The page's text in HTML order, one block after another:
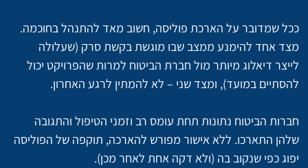
ככל שמדובר על הארכת פוליסה, חשוב מאד להתנהל בחוכמה.
מצד אחד להימנע ממצב שבו מוגשת בקשת סרק (שעלולה
לייצר דיאלוג מיותר מול חברת הביטוח למרות שהפרויקט יכול
להסתיים במועד), ומצד שני – לא להמתין לרגע האחרון.
חברות הביטוח נתונות תחת עומס רב וזמני הטיפול והתגובה
שלהן התארכו. ללא אישור מפורש להארכה, תוקפה של הפוליסה
יפוג כפי שנקוב בה (ולא דקה אחת לאחר מכן).